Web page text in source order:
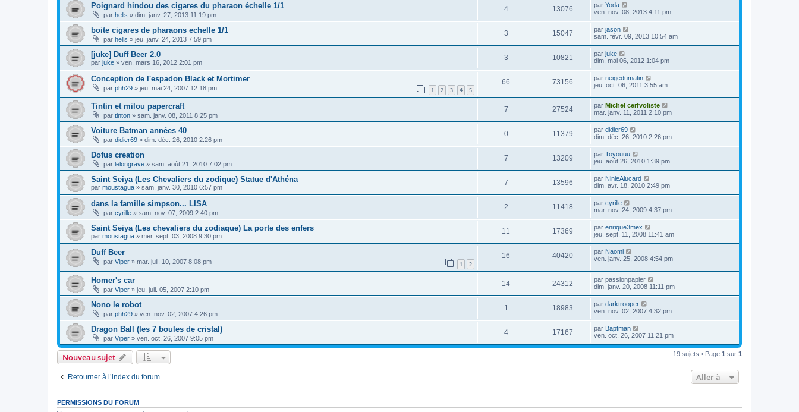
Poignard hindou des cigares du pharaon échelle 1/1
par hells » dim. janv. 27, 2013 11:19 pm
4 13076 par Yoda
ven. nov. 08, 2013 4:11 pm
boite cigares de pharaons echelle 1/1
par hells » jeu. janv. 24, 2013 7:59 pm
3 15047 par jason
sam. févr. 09, 2013 10:54 am
[juke] Duff Beer 2.0
par juke » ven. mars 16, 2012 2:01 pm
3 10821 par juke
dim. mai 06, 2012 1:04 pm
Conception de l'espadon Black et Mortimer
par phh29 » jeu. mai 24, 2007 12:18 pm 1 2 3 4 5
66 73156 par neigedumatin
jeu. oct. 06, 2011 3:55 am
Tintin et milou papercraft
par tinton » sam. janv. 08, 2011 8:25 pm
7 27524 par Michel cerfvoliste
mar. janv. 11, 2011 2:10 pm
Voiture Batman années 40
par didier69 » dim. déc. 26, 2010 2:26 pm
0 11379 par didier69
dim. déc. 26, 2010 2:26 pm
Dofus creation
par lelongrave » sam. août 21, 2010 7:02 pm
7 13209 par Toyouuu
jeu. août 26, 2010 1:39 pm
Saint Seiya (Les Chevaliers du zodique) Statue d'Athéna
par moustagua » sam. janv. 30, 2010 6:57 pm
7 13596 par NinieAlucard
dim. avr. 18, 2010 2:49 pm
dans la famille simpson... LISA
par cyrille » sam. nov. 07, 2009 2:40 pm
2 11418 par cyrille
mar. nov. 24, 2009 4:37 pm
Saint Seiya (Les chevaliers du zodiaque) La porte des enfers
par moustagua » mer. sept. 03, 2008 9:30 pm
11 17369 par enrique3mex
jeu. sept. 11, 2008 11:41 am
Duff Beer
par Viper » mar. juil. 10, 2007 8:08 pm 1 2
16 40420 par Naomi
ven. janv. 25, 2008 4:54 pm
Homer's car
par Viper » jeu. juil. 05, 2007 2:10 pm
14 24312 par passionpapier
dim. janv. 20, 2008 11:11 pm
Nono le robot
par phh29 » ven. nov. 02, 2007 4:26 pm
1 18983 par darktrooper
ven. nov. 02, 2007 4:32 pm
Dragon Ball (les 7 boules de cristal)
par Viper » ven. oct. 26, 2007 9:05 pm
4 17167 par Baptman
ven. oct. 26, 2007 11:21 pm
Nouveau sujet 19 sujets • Page 1 sur 1
Retourner à l’index du forum Aller à
PERMISSIONS DU FORUM